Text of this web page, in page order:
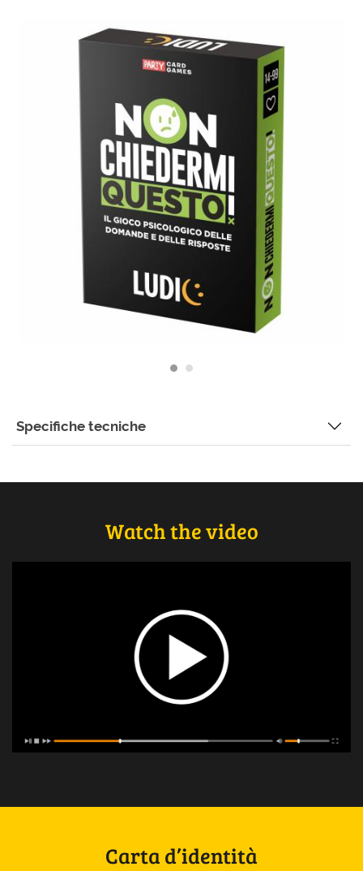
Specifiche tecniche
Watch the video
Carta d’identità